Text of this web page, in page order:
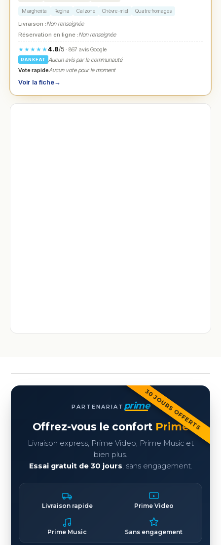
Margherita Regina Calzone Chèvre-miel Quatre fromages
Livraison :Non renseignée
Réservation en ligne :Non renseignée
★★★★★4.8/5· 867 avis Google
RANKEAT
Aucun avis par la communauté
Vote rapideAucun vote pour le moment
Voir la fiche→
30 JOURS OFFERTS
PARTENARIAT prime
Offrez-vous le confort Prime
Livraison express, Prime Video, Prime Music et
bien plus.
Essai gratuit de 30 jours, sans engagement.
Livraison rapide Prime Video
Prime Music Sans engagement